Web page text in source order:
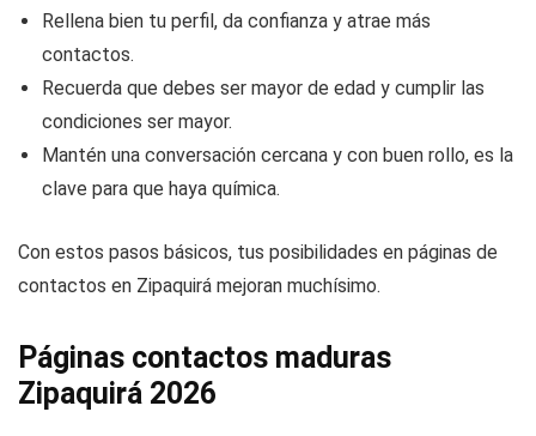
Rellena bien tu perfil, da confianza y atrae más
contactos.
Recuerda que debes ser mayor de edad y cumplir las
condiciones ser mayor.
Mantén una conversación cercana y con buen rollo, es la
clave para que haya química.
Con estos pasos básicos, tus posibilidades en páginas de
contactos en Zipaquirá mejoran muchísimo.
Páginas contactos maduras
Zipaquirá 2026